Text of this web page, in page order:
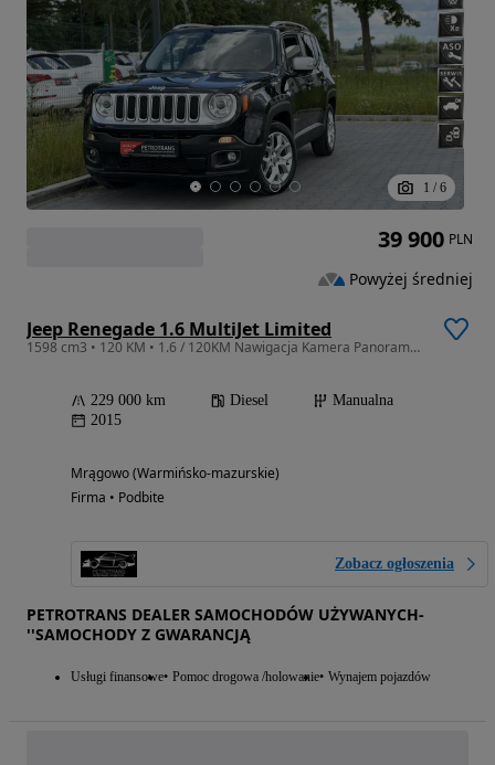
1 / 6
Jeep Renegade 1.6 MultiJet Limited
1598 cm3 • 120 KM • 1.6 / 120KM Nawigacja Kamera Panorama Skóra Czujniki Martwego Pola
229 000 km Diesel
Manualna
2015
Mrągowo (Warmińsko-mazurskie)
Firma • Podbite
Zobacz ogłoszenia
PETROTRANS DEALER SAMOCHODÓW UŻYWANYCH-
''SAMOCHODY Z GWARANCJĄ
Usługi finansowe Pomoc drogowa /holowanie Wynajem pojazdów
39 900 PLN
Powyżej średniej